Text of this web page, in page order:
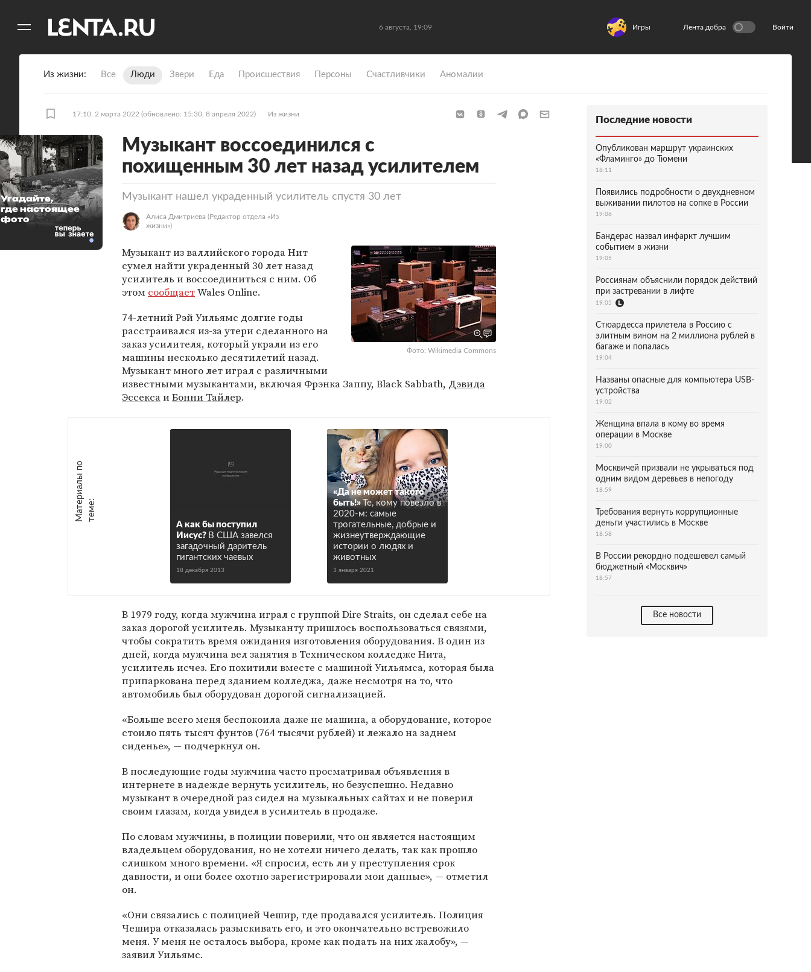
6 августа, 19:09 Игры Лента добра Войти
Из жизни Все Люди Звери Еда Происшествия Персоны Счастливчики Аномалии
17:10, 2 марта 2022 (обновлено: 15:30, 8 апреля 2022) Из жизни
Музыкант воссоединился с
похищенным 30 лет назад усилителем
Музыкант нашел украденный усилитель спустя 30 лет
Алиса Дмитриева (Редактор отдела «Из
жизни»)
Фото: Wikimedia Commons
Музыкант из валлийского города Нит
сумел найти украденный 30 лет назад
усилитель и воссоединиться с ним. Об
этом сообщаетWales Online.
74-летний Рэй Уильямс долгие годы
расстраивался из-за утери сделанного на
заказ усилителя, который украли из его
машины несколько десятилетий назад.
Музыкант много лет играл с различными
известными музыкантами, включая Фрэнка Заппу, Black Sabbath, Дэвида
ЭссексаиБонни Тайлер.
М
а
т е
р
и
а
л
ы
п
о
т
е
м
е :
А как бы поступил
Иисус? В США завелся
загадочный даритель
гигантских чаевых
18 декабря 2013
«Да не может такого
быть!» Те, кому повезло в
2020-м: самые
трогательные, добрые и
жизнеутверждающие
истории о людях и
животных
3 января 2021
В 1979 году, когда мужчина играл с группой Dire Straits, он сделал себе на
заказ дорогой усилитель. Музыканту пришлось воспользоваться связями,
чтобы сократить время ожидания изготовления оборудования. В один из
дней, когда мужчина вел занятия в Техническом колледже Нита,
усилитель исчез. Его похитили вместе с машиной Уильямса, которая была
припаркована перед зданием колледжа, даже несмотря на то, что
автомобиль был оборудован дорогой сигнализацией.
«Больше всего меня беспокоила даже не машина, а оборудование, которое
стоило пять тысяч фунтов (764 тысячи рублей) и лежало на заднем
сиденье», — подчеркнул он.
В последующие годы мужчина часто просматривал объявления в
интернете в надежде вернуть усилитель, но безуспешно. Недавно
музыкант в очередной раз сидел на музыкальных сайтах и не поверил
своим глазам, когда увидел в усилитель в продаже.
По словам мужчины, в полиции поверили, что он является настоящим
владельцем оборудования, но не хотели ничего делать, так как прошло
слишком много времени. «Я спросил, есть ли у преступления срок
давности, и они более охотно зарегистрировали мои данные», — отметил
он.
«Они связались с полицией Чешир, где продавался усилитель. Полиция
Чешира отказалась разыскивать его, и это окончательно встревожило
меня. У меня не осталось выбора, кроме как подать на них жалобу», —
заявил Уильямс.
Угадайте,
где настоящее
фото
Последние новости
Опубликован маршрут украинских
«Фламинго» до Тюмени
18:11
Появились подробности о двухдневном
выживании пилотов на сопке в России
19:06
Бандерас назвал инфаркт лучшим
событием в жизни
19:05
Россиянам объяснили порядок действий
при застревании в лифте
19:05
Стюардесса прилетела в Россию с
элитным вином на 2 миллиона рублей в
багаже и попалась
19:04
Названы опасные для компьютера USB-
устройства
19:02
Женщина впала в кому во время
операции в Москве
19:00
Москвичей призвали не укрываться под
одним видом деревьев в непогоду
18:59
Требования вернуть коррупционные
деньги участились в Москве
18:58
В России рекордно подешевел самый
бюджетный «Москвич»
18:57
Все новости